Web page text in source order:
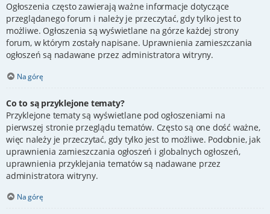
Ogłoszenia często zawierają ważne informacje dotyczące
przeglądanego forum i należy je przeczytać, gdy tylko jest to
możliwe. Ogłoszenia są wyświetlane na górze każdej strony
forum, w którym zostały napisane. Uprawnienia zamieszczania
ogłoszeń są nadawane przez administratora witryny.
Na górę
Co to są przyklejone tematy?
Przyklejone tematy są wyświetlane pod ogłoszeniami na
pierwszej stronie przeglądu tematów. Często są one dość ważne,
więc należy je przeczytać, gdy tylko jest to możliwe. Podobnie, jak
uprawnienia zamieszczania ogłoszeń i globalnych ogłoszeń,
uprawnienia przyklejania tematów są nadawane przez
administratora witryny.
Na górę